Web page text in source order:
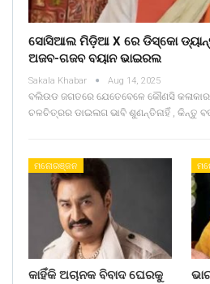
ସୋସିଆଲ ମିଡ଼ିଆ X ରେ ଡିସ୍କୋ
ଅଜବ-ଗଜବ ବୟାନ ଭାଇରଲ
Sakala Khabar Aug 14, 2025
ବଲିଉଡ ଜଗତରେ ଯେତେବେଳେ କୌଣସି
ଚଳଚିତ୍ରର ଡାଇଲଗ ଭାବି ଶୁଣନ୍ତିନାହିଁ , କିନ୍ତୁ
ମନୋରଞ୍ଜନ
କାହିଁକି ଅଚାନକ ବିବାଦ ଘେରକୁ